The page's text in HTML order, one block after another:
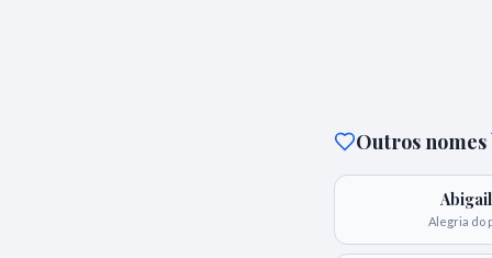
Outros
Abigail
Alegria do